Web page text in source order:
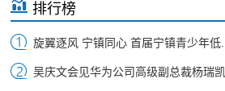
排行榜
旋翼逐风 宁镇同心 首届宁镇青少年低...
吴庆文会见华为公司高级副总裁杨瑞凯